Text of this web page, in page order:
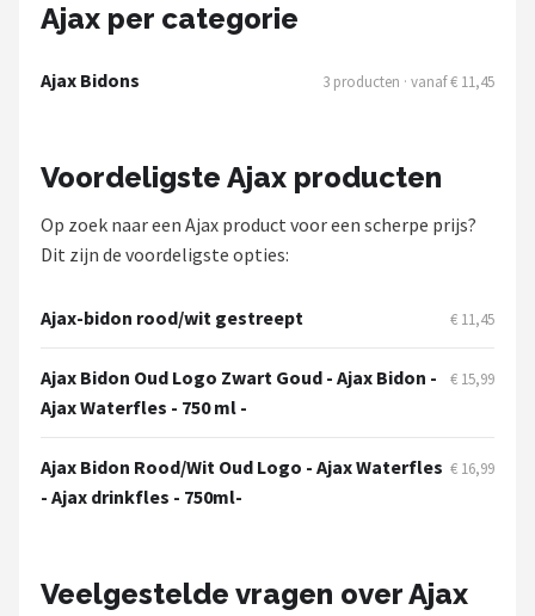
Volare
ABUS
New Looxs
BBB Cycling
Schwalbe
Voltano
Cortina
Ajax per categorie
Ajax Bidons 3 producten · vanaf € 11,45
Voordeligste Ajax producten
Op zoek naar een Ajax product voor een scherpe prijs?
Dit zijn de voordeligste opties:
Ajax-bidon rood/wit gestreept € 11,45
Ajax Bidon Oud Logo Zwart Goud - Ajax Bidon -
Ajax Waterfles - 750 ml -
€ 15,99
Ajax Bidon Rood/Wit Oud Logo - Ajax Waterfles
- Ajax drinkfles - 750ml-
€ 16,99
Veelgestelde vragen over Ajax